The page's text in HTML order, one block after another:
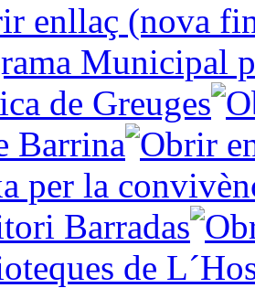
Municipal
de Greuges
Barrina
per la
Barradas
de